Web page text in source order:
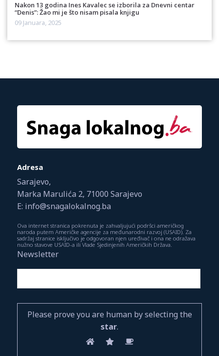
Nakon 13 godina Ines Kavalec se izborila za Dnevni centar
“Denis”: Žao mi je što nisam pisala knjigu
09 Januara, 2025
Adresa
Sarajevo,
Marka Marulića 2, 71000 Sarajevo
E: info@snagalokalnog.ba
Ova internet stranica pokrenuta je zahvaljujući podršci američkog
naroda putem Američke agencije za međunarodni razvoj (USAID). Za
sadržaj stranice isključivo je odgovoran njen uređivač i ona ne odražava
nužno stavove USAID-a ili Vlade Sjedinjenih Američkih Država.
Newsletter
Please prove you are human by selecting the
star.